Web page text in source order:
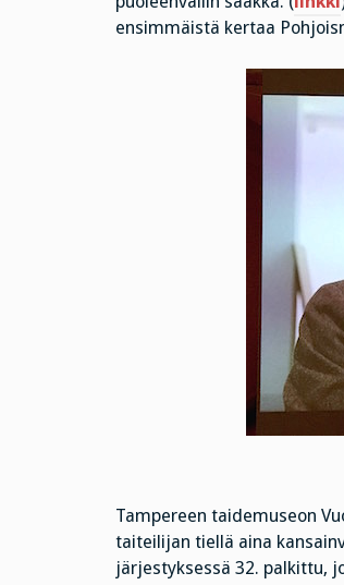
ensimmäistä kertaa
Tampereen taidemuseon
taiteilijan tiellä aina
järjestyksessä 32. palkittu,